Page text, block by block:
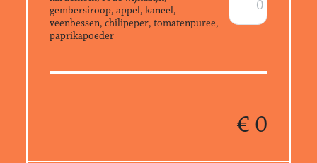
gembersiroop, appel, kaneel,
veenbessen, chilipeper, tomatenpuree,
paprikapoeder
€ 0